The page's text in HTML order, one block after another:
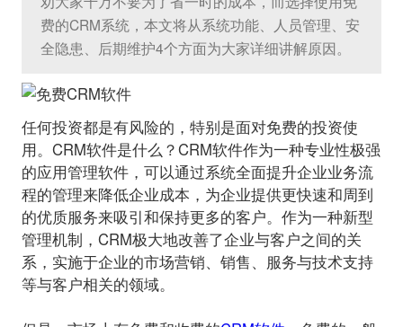
费的CRM系统，本文将从系统功能、人员管理、安
全隐患、后期维护4个方面为大家详细讲解原因。
任何投资都是有风险的，特别是面对免费的投资使
用。CRM软件是什么？CRM软件作为一种专业性极强
的应用管理软件，可以通过系统全面提升企业业务流
程的管理来降低企业成本，为企业提供更快速和周到
的优质服务来吸引和保持更多的客户。作为一种新型
管理机制，CRM极大地改善了企业与客户之间的关
系，实施于企业的市场营销、销售、服务与技术支持
等与客户相关的领域。